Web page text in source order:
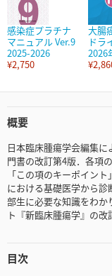
感染症プラチナ
マニュアル Ver.9
2025-2026
¥2,750
大腸
ドラ
2026
概要
日本臨床腫瘍学会編集
門書の改訂第4版．各項
「この項のキーポイン
における基礎医学から
部生に必要な知識をわか
ト『新臨床腫瘍学』の改
目次